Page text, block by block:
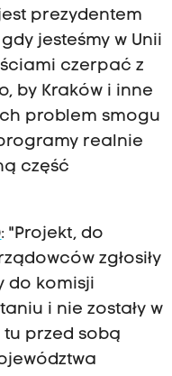
prezydentem
jesteśmy w Unii
czerpać z
by Kraków i inne
problem smogu
realnie
część
: "Projekt, do
zgłosiły
do komisji
i nie zostały w
przed sobą